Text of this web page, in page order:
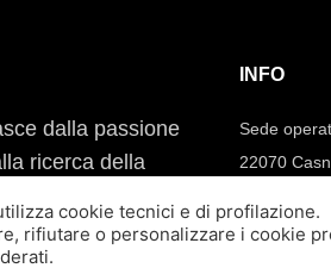
dalla passione
ricerca della
per
precisione e
INFO
Sede
22070
Sede
Tel:
cookie tecnici e di profilazione.
rifiutare o personalizzare i cookie